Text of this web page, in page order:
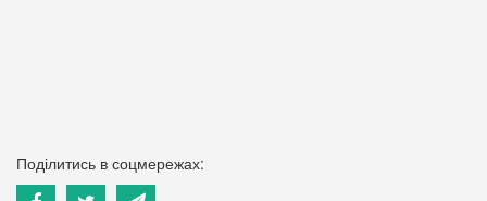
Поділитись в соцмережах: